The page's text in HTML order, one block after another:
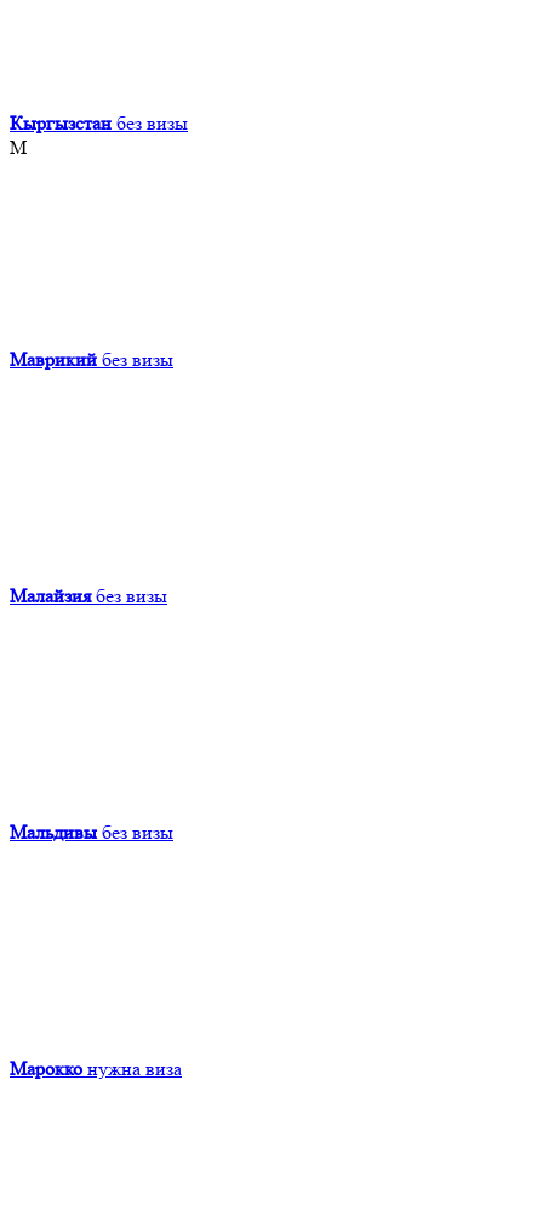
Кыргызcтан без визы
М
Маврикий без визы
Малайзия без визы
Мальдивы без визы
Марокко нужна виза